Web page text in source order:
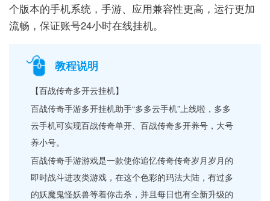
个版本的手机系统，手游、应用兼容性更高，运行更加
流畅，保证账号24小时在线挂机。
教程说明
【百战传奇多开云挂机】
百战传奇手游多开挂机助手“多多云手机”上线啦，多多
云手机可实现百战传奇单开、百战传奇多开养号，大号
养小号。
百战传奇手游游戏是一款使你追忆传奇传奇岁月岁月的
即时战斗进攻类游戏，在这个色彩的玛法大陆，有过多
的妖魔鬼怪妖兽等着你击杀，并且每日也有全新升级的